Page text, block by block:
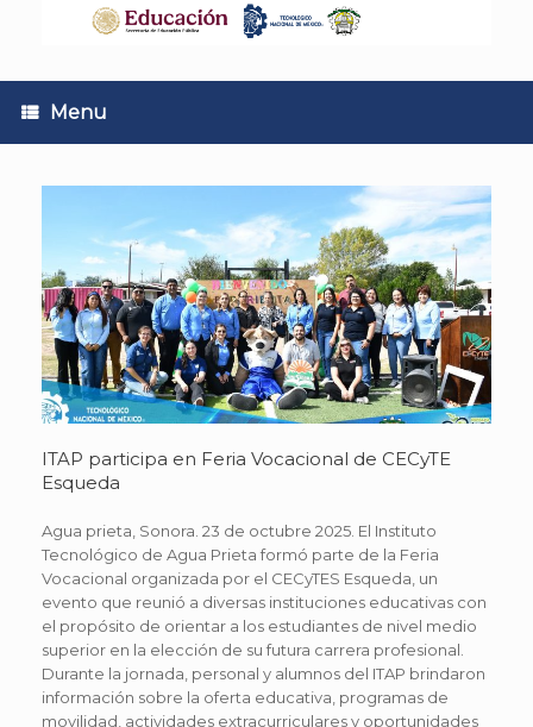
Menu
ITAP participa en Feria Vocacional de CECyTE
Esqueda
Agua prieta, Sonora. 23 de octubre 2025. El Instituto
Tecnológico de Agua Prieta formó parte de la Feria
Vocacional organizada por el CECyTES Esqueda, un
evento que reunió a diversas instituciones educativas con
el propósito de orientar a los estudiantes de nivel medio
superior en la elección de su futura carrera profesional.
Durante la jornada, personal y alumnos del ITAP brindaron
información sobre la oferta educativa, programas de
movilidad, actividades extracurriculares y oportunidades